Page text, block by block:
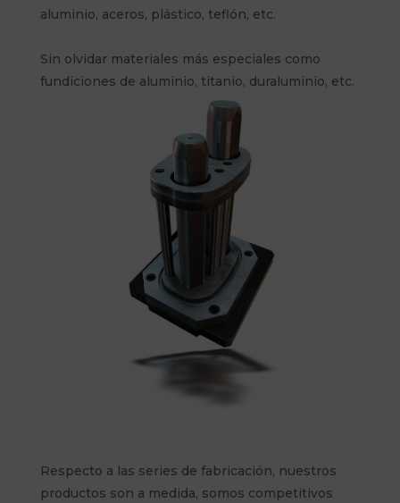
aluminio, aceros, plástico, teflón, etc.
Sin olvidar materiales más especiales como
fundiciones de aluminio, titanio, duraluminio, etc.
Respecto a las series de fabricación, nuestros
productos son a medida, somos competitivos